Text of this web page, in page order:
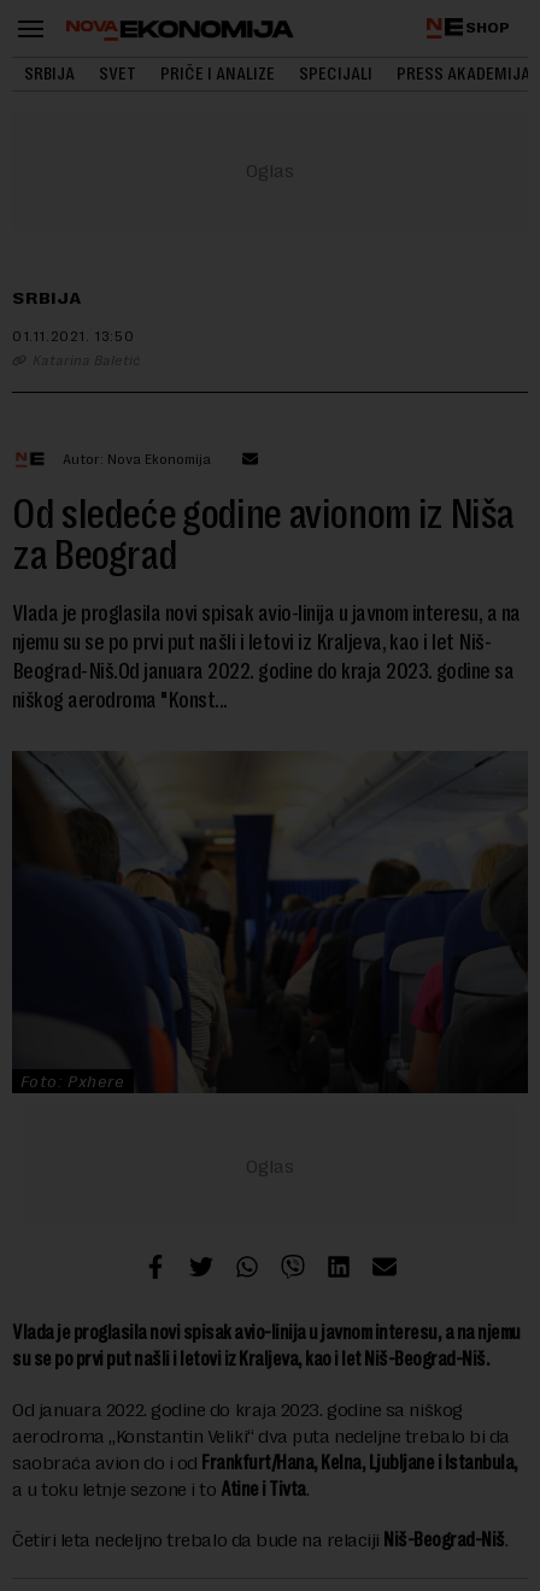
SHOP
SRBIJA SVET PRIČE I ANALIZE SPECIJALI PRESS AKADEMIJA
SRBIJA
01.11.2021. 13:50
Katarina Baletić
Autor: Nova Ekonomija
Od sledeće godine avionom iz Niša
za Beograd
Vlada je proglasila novi spisak avio-linija u javnom interesu, a na
njemu su se po prvi put našli i letovi iz Kraljeva, kao i let Niš-
Beograd-Niš.Od januara 2022. godine do kraja 2023. godine sa
niškog aerodroma "Konst...
Foto: Pxhere
Vlada je proglasila novi spisak avio-linija u javnom interesu, a na njemu
su se po prvi put našli i letovi iz Kraljeva, kao i let Niš-Beograd-Niš.
Od januara 2022. godine do kraja 2023. godine sa niškog
aerodroma „Konstantin Veliki“ dva puta nedeljne trebalo bi da
saobraća avion do i od Frankfurt/Hana, Kelna, Ljubljane i Istanbula,
a u toku letnje sezone i to Atine i Tivta.
Četiri leta nedeljno trebalo da bude na relaciji Niš-Beograd-Niš.